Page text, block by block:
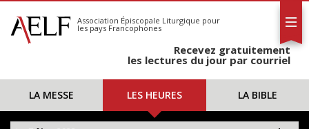
S'abonner
Calendrier
Association Épiscopale Liturgique pour
les pays Francophones
Recevez gratuitement
les lectures du jour par courriel
LA MESSE LES HEURES LA BIBLE